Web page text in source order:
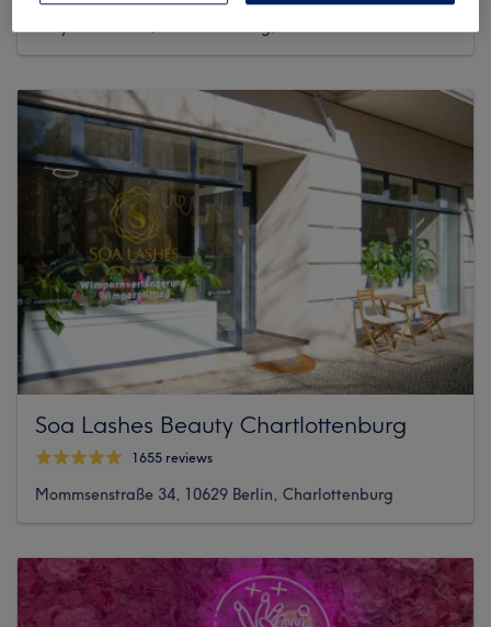
Soa Lashes Beauty Chartlottenburg
1655 reviews
Mommsenstraße 34, 10629 Berlin, Charlottenburg